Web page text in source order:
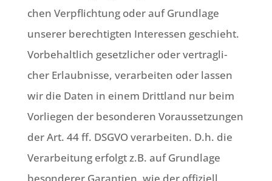
chen Ver­pflich­tung oder auf Grund­la­ge
unse­rer berech­tig­ten Inter­es­sen geschieht.
Vor­be­halt­lich gesetz­li­cher oder ver­trag­li­
cher Erlaub­nis­se, ver­ar­bei­ten oder las­sen
wir die Daten in einem Dritt­land nur beim
Vor­lie­gen der beson­de­ren Vor­aus­set­zun­gen
der Art. 44 ff. DSGVO ver­ar­bei­ten. D.h. die
Ver­ar­bei­tung erfolgt z.B. auf Grund­la­ge